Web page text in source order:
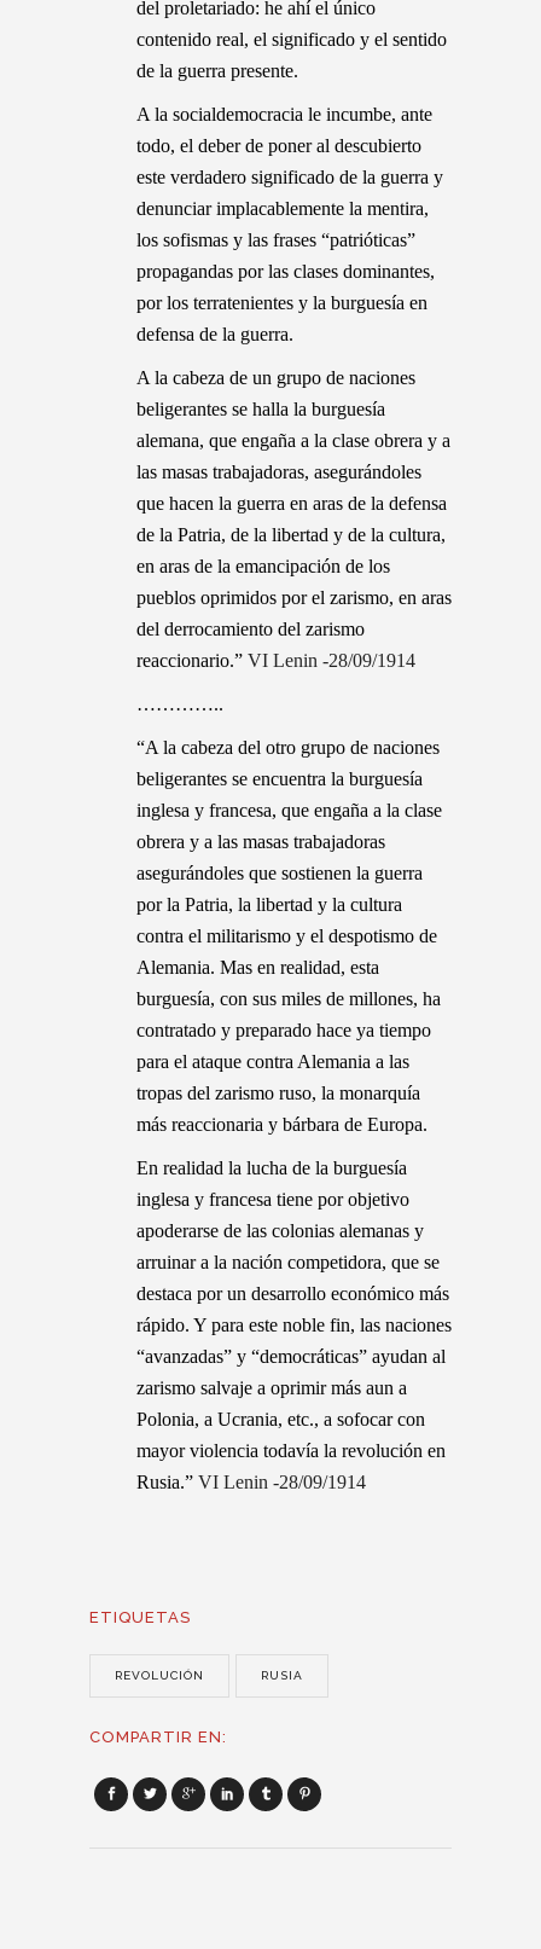
del proletariado: he ahí el único
contenido real, el significado y el sentido
de la guerra presente.
A la socialdemocracia le incumbe, ante
todo, el deber de poner al descubierto
este verdadero significado de la guerra y
denunciar implacablemente la mentira,
los sofismas y las frases “patrióticas”
propagandas por las clases dominantes,
por los terratenientes y la burguesía en
defensa de la guerra.
A la cabeza de un grupo de naciones
beligerantes se halla la burguesía
alemana, que engaña a la clase obrera y a
las masas trabajadoras, asegurándoles
que hacen la guerra en aras de la defensa
de la Patria, de la libertad y de la cultura,
en aras de la emancipación de los
pueblos oprimidos por el zarismo, en aras
del derrocamiento del zarismo
reaccionario.” VI Lenin -28/09/1914
…………..
“A la cabeza del otro grupo de naciones
beligerantes se encuentra la burguesía
inglesa y francesa, que engaña a la clase
obrera y a las masas trabajadoras
asegurándoles que sostienen la guerra
por la Patria, la libertad y la cultura
contra el militarismo y el despotismo de
Alemania. Mas en realidad, esta
burguesía, con sus miles de millones, ha
contratado y preparado hace ya tiempo
para el ataque contra Alemania a las
tropas del zarismo ruso, la monarquía
más reaccionaria y bárbara de Europa.
En realidad la lucha de la burguesía
inglesa y francesa tiene por objetivo
apoderarse de las colonias alemanas y
arruinar a la nación competidora, que se
destaca por un desarrollo económico más
rápido. Y para este noble fin, las naciones
“avanzadas” y “democráticas” ayudan al
zarismo salvaje a oprimir más aun a
Polonia, a Ucrania, etc., a sofocar con
mayor violencia todavía la revolución en
Rusia.” VI Lenin -28/09/1914
ETIQUETAS
REVOLUCIÓN RUSIA
COMPARTIR EN: